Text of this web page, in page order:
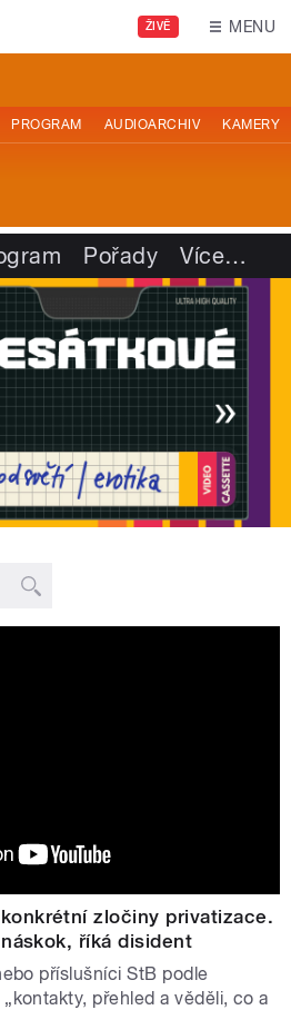
ŽIVĚ MENU
PROGRAM AUDIOARCHIV KAMERY
Pořady Více…
zločiny privatizace.
říká disident
příslušníci StB podle
přehled a věděli, co a